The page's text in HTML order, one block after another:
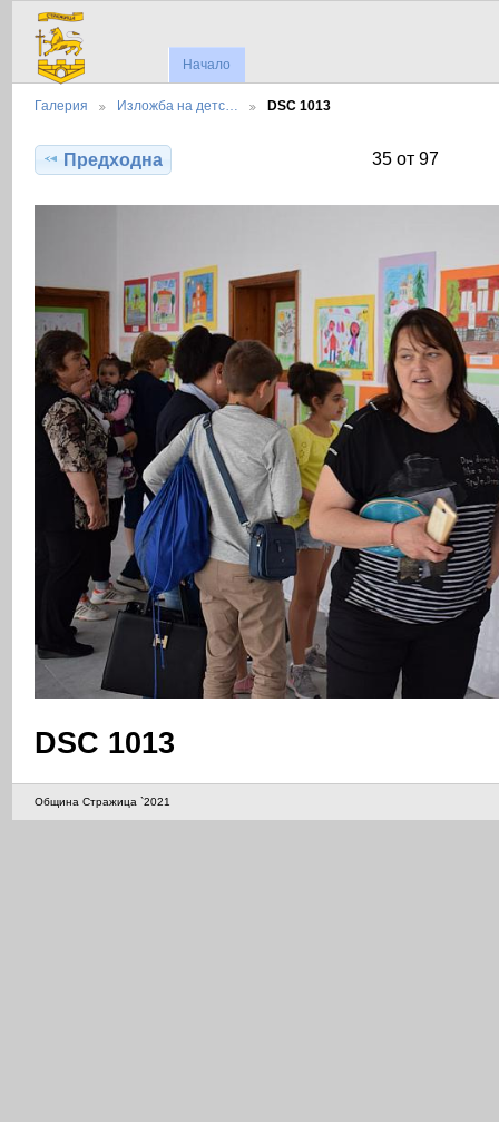
Начало
Галерия Изложба на детс… DSC 1013
Предходна 35 от 97
DSC 1013
Община Стражица `2021